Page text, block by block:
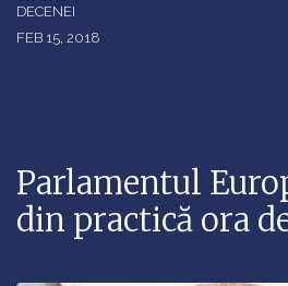
DECENEI
FEB 15, 2018
Parlamentul
din practică ora